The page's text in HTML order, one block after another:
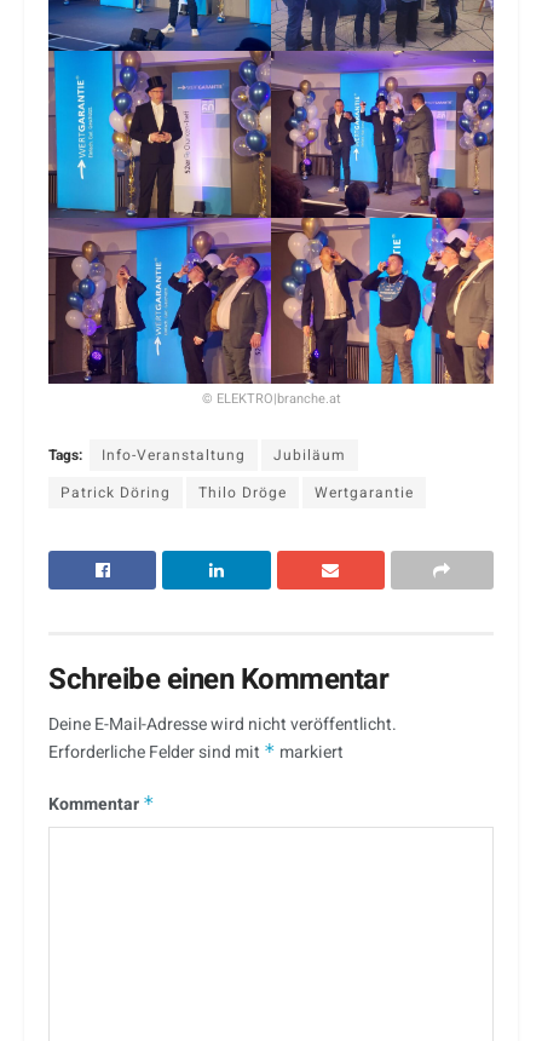
© ELEKTRO|branche.at
Tags: Info-Veranstaltung
Jubiläum
Patrick Döring
Thilo Dröge Wertgarantie
Schreibe einen Kommentar
Deine E-Mail-Adresse wird nicht veröffentlicht.
Erforderliche Felder sind mit * markiert
Kommentar *